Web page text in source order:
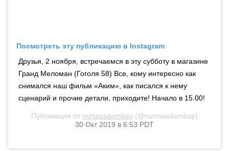
Посмотреть эту публикацию в Instagram
Друзья, 2 ноября, встречаемся в эту субботу в магазине
Гранд Меломан (Гоголя 58) Все, кому интересно как
снимался наш фильм «Аким», как писался к нему
сценарий и прочие детали, приходите! Начало в 15.00!
Публикация от nurtasadambay (@nurtasadambay)
30 Окт 2019 в 6:53 PDT